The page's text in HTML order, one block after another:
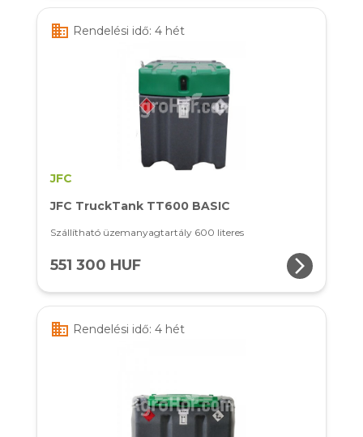
business Rendelési idő: 4 hét
JFC
JFC TruckTank TT600 BASIC
Szállítható üzemanyagtartály 600 literes
551 300 HUF arrow_forward_ios
business Rendelési idő: 4 hét